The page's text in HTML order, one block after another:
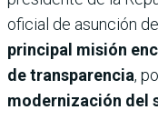
oficial de asunción
principal misión
de transparencia,
modernización del